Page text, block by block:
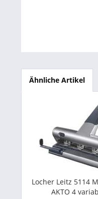
Ähnliche Artikel
Locher Leitz 5114
AKTO 4